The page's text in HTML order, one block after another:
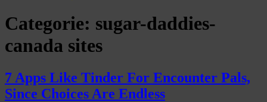
Categorie: sugar-daddies-
canada sites
7 Apps Like Tinder For Encounter Pals,
Since Choices Are Endless